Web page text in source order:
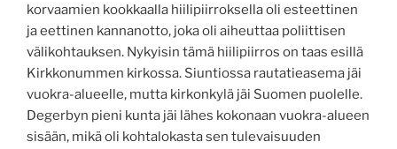
korvaamien kookkaalla hiilipiirroksella oli esteettinen
ja eettinen kannanotto, joka oli aiheuttaa poliittisen
välikohtauksen. Nykyisin tämä hiilipiirros on taas esillä
Kirkkonummen kirkossa. Siuntiossa rautatieasema jäi
vuokra-alueelle, mutta kirkonkylä jäi Suomen puolelle.
Degerbyn pieni kunta jäi lähes kokonaan vuokra-alueen
sisään, mikä oli kohtalokasta sen tulevaisuuden